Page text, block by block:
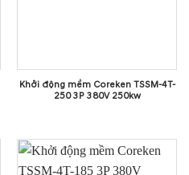
Khởi động mềm Coreken TSSM-4T-
250 3P 380V 250kw